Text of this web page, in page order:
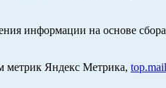
информации на основе
метрик Яндекс Метрика,